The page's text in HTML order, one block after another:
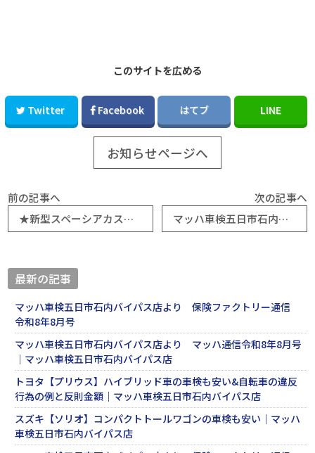
このサイトを広める
Twitter Facebook はてブ LINE
お知らせページへ
前の記事へ
★新型スペーシアカスタム入荷＆トヨタTOYOTA【ノアハイブリッド】の車検｜マッハ車検五日市石内バイパス店
次の記事へ
マッハ車検五日市石内バイパス店より マッハ通信令和5年12月号
最新の記事
マッハ車検五日市石内バイパス店より 保険ファクトリー通信
令和8年8月号
マッハ車検五日市石内バイパス店より マッハ通信令和8年8月号
｜マッハ車検五日市石内バイパス店
トヨタ【プリウス】ハイブリッド車の車検も安い&自転車の違反
行為の例と反則金額｜マッハ車検五日市石内バイパス店
スズキ【ソリオ】コンパクトトールワゴンの車検も安い｜マッハ
車検五日市石内バイパス店